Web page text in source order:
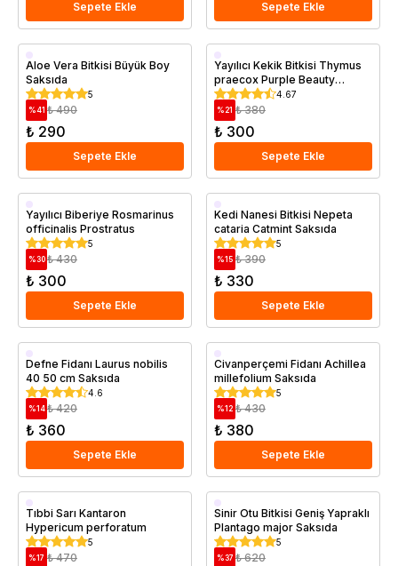
Sepete Ekle Sepete Ekle
Saksıda
Aloe Vera Bitkisi Büyük Boy
Saksıda
5
%41 ₺ 490
₺ 290
Sepete Ekle
Saksıda
Yayılıcı Kekik Bitkisi Thymus
praecox Purple Beauty
Saksıda
4.67
%21 ₺ 380
₺ 300
Sepete Ekle
Saksıda
Yayılıcı Biberiye Rosmarinus
officinalis Prostratus
5
%30 ₺ 430
₺ 300
Sepete Ekle
Saksıda
Kedi Nanesi Bitkisi Nepeta
cataria Catmint Saksıda
5
%15 ₺ 390
₺ 330
Sepete Ekle
Saksıda
Defne Fidanı Laurus nobilis
40 50 cm Saksıda
4.6
%14 ₺ 420
₺ 360
Sepete Ekle
Saksıda
Civanperçemi Fidanı Achillea
millefolium Saksıda
5
%12 ₺ 430
₺ 380
Sepete Ekle
Saksıda
Tıbbi Sarı Kantaron
Hypericum perforatum
5
%17 ₺ 470
Saksıda
Sinir Otu Bitkisi Geniş Yapraklı
Plantago major Saksıda
5
%37 ₺ 620